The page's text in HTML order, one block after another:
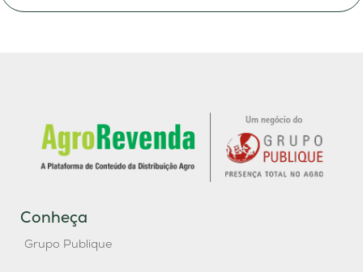
Conheça
Grupo Publique